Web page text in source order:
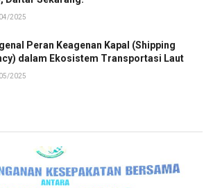
2025
Peran Keagenan Kapal (Shipping
dalam Ekosistem Transportasi Laut
2025